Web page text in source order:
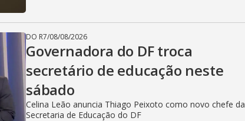
DO R7/08/08/2026
Governadora do DF troca
secretário de educação neste
sábado
Celina Leão anuncia Thiago Peixoto como novo chefe da
Secretaria de Educação do DF